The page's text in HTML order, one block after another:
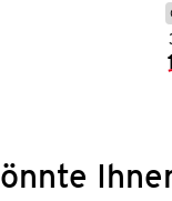
Preis: